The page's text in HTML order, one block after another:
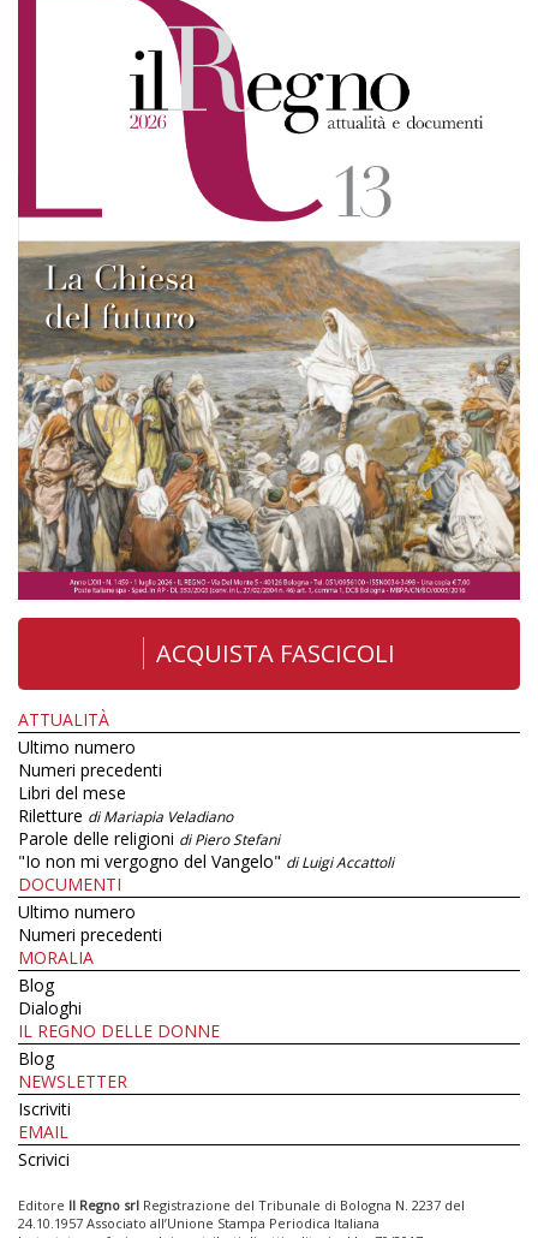
ACQUISTA FASCICOLI
ATTUALITÀ
Ultimo numero
Numeri precedenti
Libri del mese
Riletture di Mariapia Veladiano
Parole delle religioni di Piero Stefani
"Io non mi vergogno del Vangelo" di Luigi Accattoli
DOCUMENTI
Ultimo numero
Numeri precedenti
MORALIA
Blog
Dialoghi
IL REGNO DELLE DONNE
Blog
NEWSLETTER
Iscriviti
EMAIL
Scrivici
Editore Il Regno srl Registrazione del Tribunale di Bologna N. 2237 del
24.10.1957 Associato all’Unione Stampa Periodica Italiana